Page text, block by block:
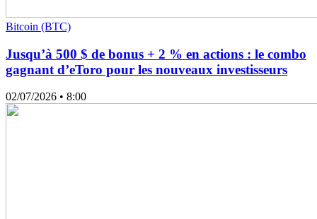
Bitcoin (BTC)
Jusqu’à 500 $ de bonus + 2 % en actions : le combo
gagnant d’eToro pour les nouveaux investisseurs
02/07/2026 • 8:00